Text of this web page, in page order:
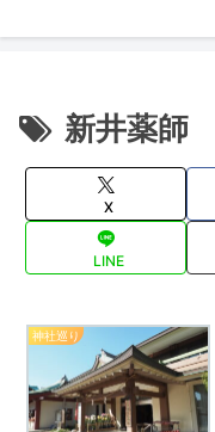
新井薬師
X
LINE
神社巡り